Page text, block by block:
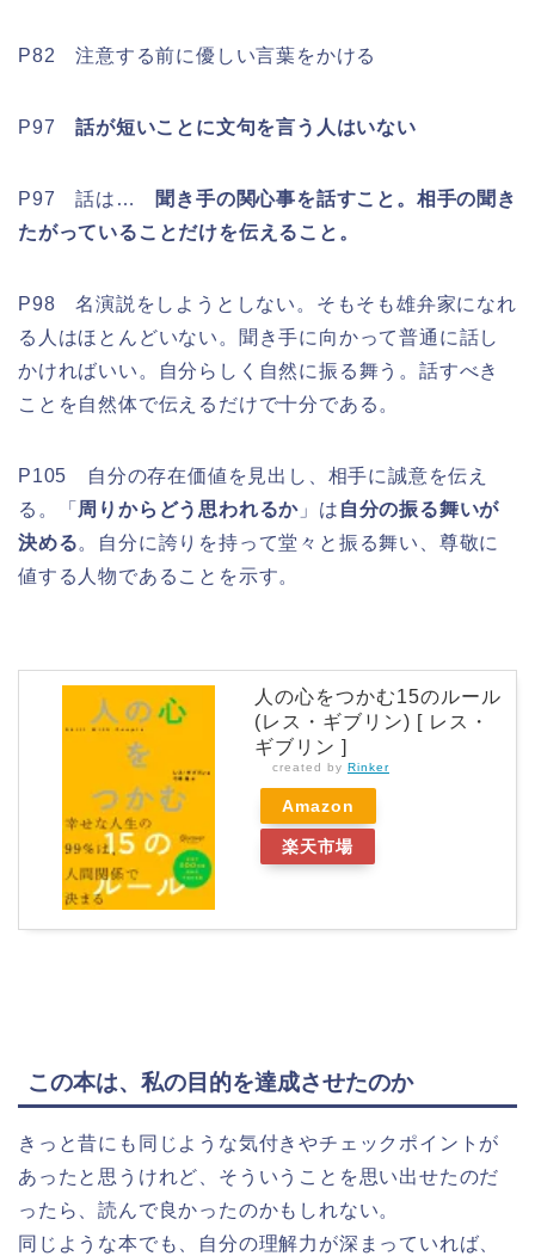
P82 注意する前に優しい言葉をかける
P97話が短いことに文句を言う人はいない
P97 話は… 聞き手の関心事を話すこと。相手の聞き
たがっていることだけを伝えること。
P98 名演説をしようとしない。そもそも雄弁家になれ
る人はほとんどいない。聞き手に向かって普通に話し
かければいい。自分らしく自然に振る舞う。話すべき
ことを自然体で伝えるだけで十分である。
P105 自分の存在価値を見出し、相手に誠意を伝え
る。「 周りからどう思われるか 」は 自分の振る舞いが
決める。自分に誇りを持って堂々と振る舞い、尊敬に
値する人物であることを示す。
人の心をつかむ15のルール
(レス・ギブリン) [ レス・
ギブリン ]
created by Rinker
Amazon
楽天市場
この本は、私の目的を達成させたのか
きっと昔にも同じような気付きやチェックポイントが
あったと思うけれど、そういうことを思い出せたのだ
ったら、読んで良かったのかもしれない。
同じような本でも、自分の理解力が深まっていれば、